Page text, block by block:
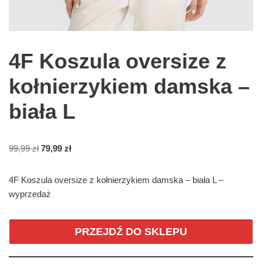
4F Koszula oversize z
kołnierzykiem damska –
biała L
99,99zł 79,99 zł
4F Koszula oversize z kołnierzykiem damska – biała L –
wyprzedaż
PRZEJDŹ DO SKLEPU